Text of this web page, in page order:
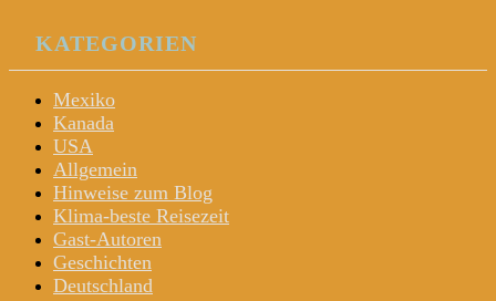
KATEGORIEN
Mexiko
Kanada
USA
Allgemein
Hinweise zum Blog
Klima-beste Reisezeit
Gast-Autoren
Geschichten
Deutschland